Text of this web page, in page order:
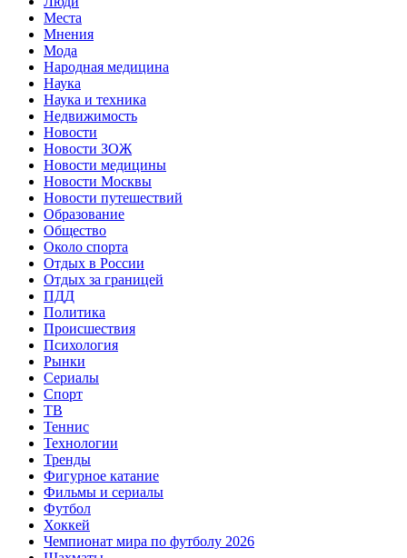
Места
Мнения
Мода
Народная медицина
Наука
Наука и техника
Недвижимость
Новости
Новости ЗОЖ
Новости медицины
Новости Москвы
Новости путешествий
Образование
Общество
Около спорта
Отдых в России
Отдых за границей
ПДД
Политика
Происшествия
Психология
Рынки
Сериалы
Спорт
ТВ
Теннис
Технологии
Тренды
Фигурное катание
Фильмы и сериалы
Футбол
Хоккей
Чемпионат мира по футболу 2026